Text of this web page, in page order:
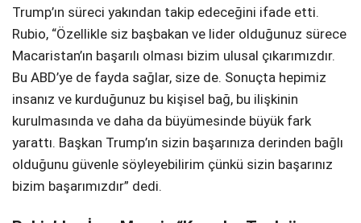
Trump’ın süreci yakından takip edeceğini ifade etti.
Rubio, “Özellikle siz başbakan ve lider olduğunuz sürece
Macaristan’ın başarılı olması bizim ulusal çıkarımızdır.
Bu ABD’ye de fayda sağlar, size de. Sonuçta hepimiz
insanız ve kurduğunuz bu kişisel bağ, bu ilişkinin
kurulmasında ve daha da büyümesinde büyük fark
yarattı. Başkan Trump’ın sizin başarınıza derinden bağlı
olduğunu güvenle söyleyebilirim çünkü sizin başarınız
bizim başarımızdır” dedi.